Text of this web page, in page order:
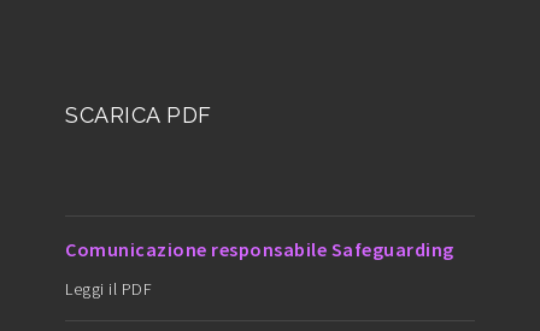
SCARICA PDF
Comunicazione responsabile Safeguarding
Leggi il PDF